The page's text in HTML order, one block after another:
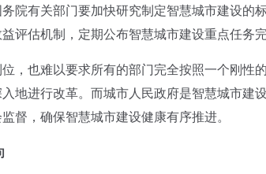
院有关部门要加快研究制定智慧城市建设的
评估机制，定期公布智慧城市建设重点任务完
也难以要求所有的部门完全按照一个刚性
地进行改革。而城市人民政府是智慧城市建
督，确保智慧城市建设健康有序推进。